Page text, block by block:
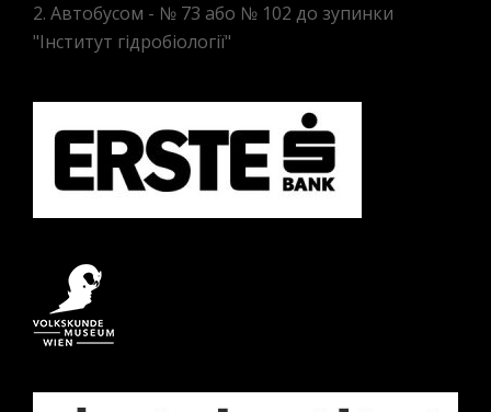
2. Автобусом - № 73 або № 102 до зупинки
"Інститут гідробіології"